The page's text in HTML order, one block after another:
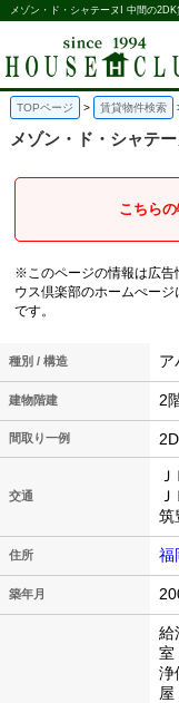
TOPページ 賃貸物件検索
メゾン・ド・シャテー
こちら
※このページの情報は広告
ウス倶楽部のホームぺー
です。
種別 / 構造 ア
建物階建 2
間取り一例
交通
筑
住所 福
築年月
給
室
浄
屋